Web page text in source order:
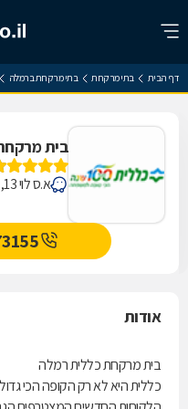
דף הבית בתי מרקחת בתי מרקחת ברמלה
בית
א.ס לוי 13, רמלה
אודות
בית מרקחת כללית רמלה
כללית היא לא רק הקופה הכי